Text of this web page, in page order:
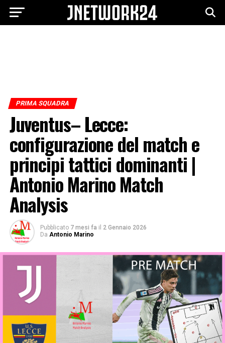
PRIMA SQUADRA
Juventus– Lecce:
configurazione del match e
principi tattici dominanti |
Antonio Marino Match
Analysis
Pubblicato 7 mesi fa il 2 Gennaio 2026
Da Antonio Marino